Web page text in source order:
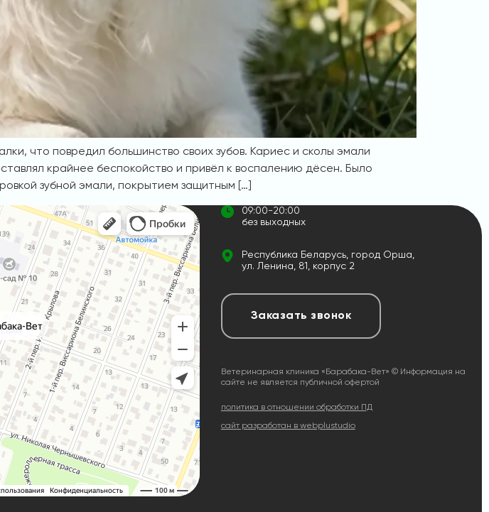
что повредил большинство своих зубов. Кариес и сколы эмали
крайнее беспокойство и привёл к воспалению дёсен. Было
зубной эмали, покрытием защитным […]
09:00-20:00
без выходных
Республика Беларусь, город Орша,
ул. Ленина, 81, корпус 2
Заказать звонок
Ветеринарная клиника «Барабака-Вет» © Информация на
сайте не является публичной офертой
политика в отношении обработки ПД
сайт разработан в webplustudio